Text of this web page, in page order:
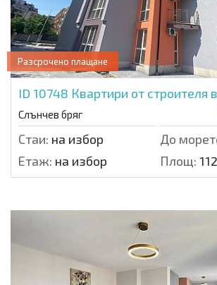
Разсрочено плащане
ID 10748 Квартири от строителя
Слънчев бряг
Стаи: на избор До
Етаж: на избор Площ: